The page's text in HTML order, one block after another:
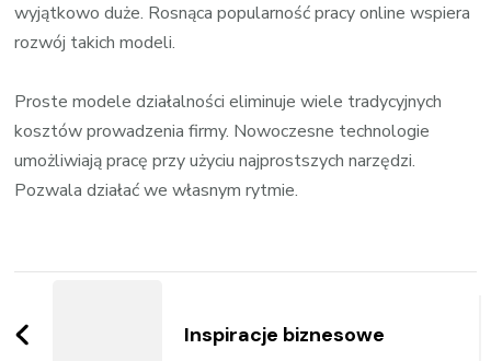
wyjątkowo duże. Rosnąca popularność pracy online wspiera
rozwój takich modeli.
Proste modele działalności eliminuje wiele tradycyjnych
kosztów prowadzenia firmy. Nowoczesne technologie
umożliwiają pracę przy użyciu najprostszych narzędzi.
Pozwala działać we własnym rytmie.
wpisy
Inspiracje biznesowe